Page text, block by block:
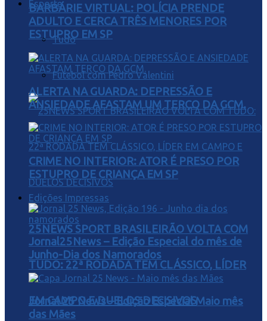
Esporte
Tudo
Futebol com Pedro Valentini
25NEWS SPORT BRASILEIRÃO VOLTA COM
TUDO: 22ª RODADA TEM CLÁSSICO, LÍDER
EM CAMPO E DUELOS DECISIVOS
BARBÁRIE VIRTUAL: POLÍCIA PRENDE
ADULTO E CERCA TRÊS MENORES POR
ESTUPRO EM SP
ALERTA NA GUARDA: DEPRESSÃO E
ANSIEDADE AFASTAM UM TERÇO DA GCM.
CRIME NO INTERIOR: ATOR É PRESO POR
ESTUPRO DE CRIANÇA EM SP
Edições Impressas
Jornal25News – Edição Especial do mês de
Junho-Dia dos Namorados
Jornal 25 News – Edição Especial Maio mês
das Mães